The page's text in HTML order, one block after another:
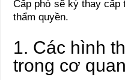
Cấp phó sẽ ký thay
thẩm quyền.
1. Các hình
trong cơ